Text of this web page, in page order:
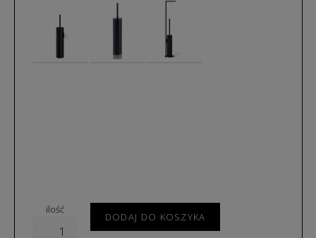
ilość
DODAJ DO KOSZYKA